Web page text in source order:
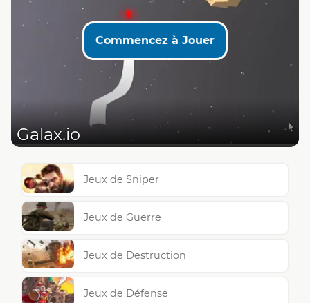
Commencez à Jouer
Galax.io
Jeux de Sniper
Jeux de Guerre
Jeux de Destruction
Jeux de Défense